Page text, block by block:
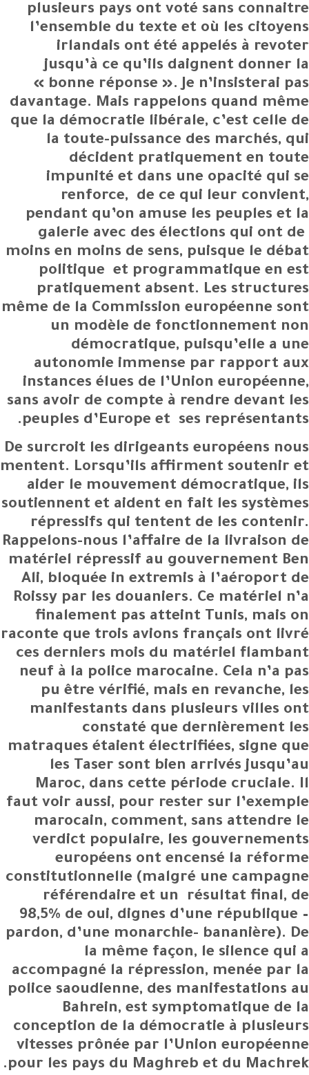
plusieurs pays ont voté sans connaitre
l’ensemble du texte et où les citoyens
irlandais ont été appelés à revoter
jusqu’à ce qu’ils daignent donner la
« bonne réponse ». Je n’insisterai pas
davantage. Mais rappelons quand même
que la démocratie libérale, c’est celle de
la toute-puissance des marchés, qui
décident pratiquement en toute
impunité et dans une opacité qui se
renforce, de ce qui leur convient,
pendant qu’on amuse les peuples et la
galerie avec des élections qui ont de
moins en moins de sens, puisque le débat
politique et programmatique en est
pratiquement absent. Les structures
même de la Commission européenne sont
un modèle de fonctionnement non
démocratique, puisqu’elle a une
autonomie immense par rapport aux
instances élues de l’Union européenne,
sans avoir de compte à rendre devant les
peuples d’Europe et ses représentants.
De surcroit les dirigeants européens nous
mentent. Lorsqu’ils affirment soutenir et
aider le mouvement démocratique, ils
soutiennent et aident en fait les systèmes
répressifs qui tentent de les contenir.
Rappelons-nous l’affaire de la livraison de
matériel répressif au gouvernement Ben
Ali, bloquée in extremis à l’aéroport de
Roissy par les douaniers. Ce matériel n’a
finalement pas atteint Tunis, mais on
raconte que trois avions français ont livré
ces derniers mois du matériel flambant
neuf à la police marocaine. Cela n’a pas
pu être vérifié, mais en revanche, les
manifestants dans plusieurs villes ont
constaté que dernièrement les
matraques étaient électrifiées, signe que
les Taser sont bien arrivés jusqu’au
Maroc, dans cette période cruciale. Il
faut voir aussi, pour rester sur l’exemple
marocain, comment, sans attendre le
verdict populaire, les gouvernements
européens ont encensé la réforme
constitutionnelle (malgré une campagne
référendaire et un résultat final, de
98,5% de oui, dignes d’une république –
pardon, d’une monarchie- bananière). De
la même façon, le silence qui a
accompagné la répression, menée par la
police saoudienne, des manifestations au
Bahrein, est symptomatique de la
conception de la démocratie à plusieurs
vitesses prônée par l’Union européenne
pour les pays du Maghreb et du Machrek.